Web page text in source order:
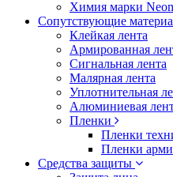
Химия марки
Сопутствующие
Клейкая лента
Армированная
Сигнальная лента
Малярная лента
Уплотнительная
Алюминиевая
Пленки
Пленки
Пленки
Средства защиты